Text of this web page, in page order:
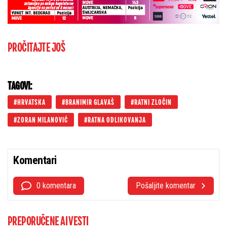
PROČITAJTE JOŠ
TAGOVI:
HRVATSKA BRANIMIR GLAVAŠ RATNI ZLOČIN
ZORAN MILANOVIĆ RATNA ODLIKOVANJA
Komentari
0 komentara Pošaljite komentar
PREPORUČENE AI VESTI